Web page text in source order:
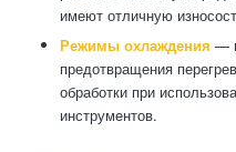
имеют отличную
Режимы охлаждения —
предотвращения
обработки при
инструментов.